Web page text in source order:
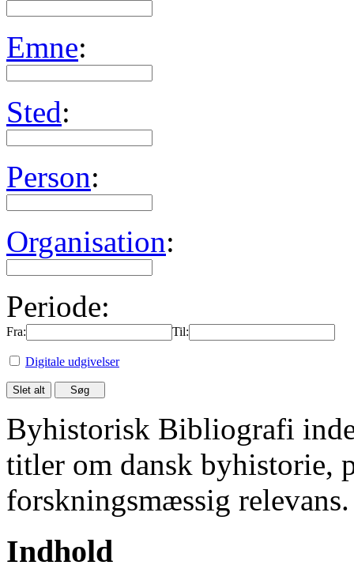
Emne:
Sted:
Person:
Organisation:
Periode:
Fra: Til:
Digitale udgivelser
Byhistorisk Bibliografi
titler om dansk byhistorie,
forskningsmæssig relevans.
Indhold